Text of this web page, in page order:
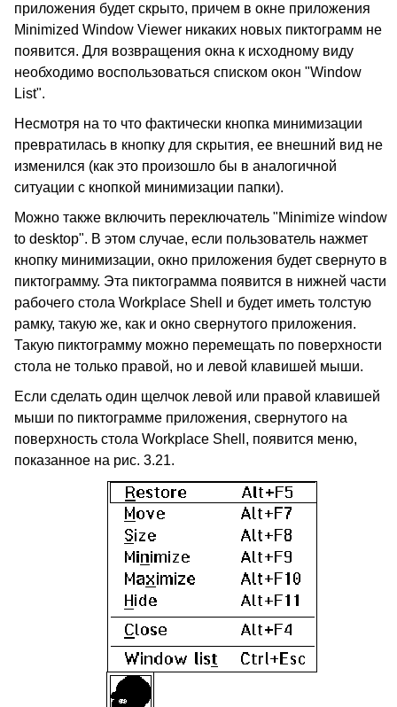
приложения будет скрыто, причем в окне приложения
Minimized Window Viewer никаких новых пиктограмм не
появится. Для возвращения окна к исходному виду
необходимо воспользоваться списком окон "Window
List".
Несмотря на то что фактически кнопка минимизации
превратилась в кнопку для скрытия, ее внешний вид не
изменился (как это произошло бы в аналогичной
ситуации с кнопкой минимизации папки).
Можно также включить переключатель "Minimize window
to desktop". В этом случае, если пользователь нажмет
кнопку минимизации, окно приложения будет свернуто в
пиктограмму. Эта пиктограмма появится в нижней части
рабочего стола Workplace Shell и будет иметь толстую
рамку, такую же, как и окно свернутого приложения.
Такую пиктограмму можно перемещать по поверхности
стола не только правой, но и левой клавишей мыши.
Если сделать один щелчок левой или правой клавишей
мыши по пиктограмме приложения, свернутого на
поверхность стола Workplace Shell, появится меню,
показанное на рис. 3.21.